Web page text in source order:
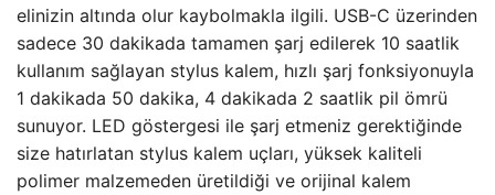
elinizin altında olur kaybolmakla ilgili. USB-C üzerinden
sadece 30 dakikada tamamen şarj edilerek 10 saatlik
kullanım sağlayan stylus kalem, hızlı şarj fonksiyonuyla
1 dakikada 50 dakika, 4 dakikada 2 saatlik pil ömrü
sunuyor. LED göstergesi ile şarj etmeniz gerektiğinde
size hatırlatan stylus kalem uçları, yüksek kaliteli
polimer malzemeden üretildiği ve orijinal kalem